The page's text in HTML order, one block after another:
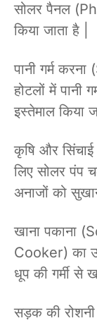
सोलर पैनल
किया जाता है |
पानी गर्म
होटलों में पानी
इस्तेमाल किया
कृषि और
लिए सोलर पंप
अनाजों को
खाना पकाना
Cooker) का
धूप की गर्मी से
सड़क की